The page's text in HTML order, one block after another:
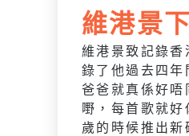
維港景
維港景致記錄
錄了他過去四
爸爸就真係好
嘢，每首歌就
歲的時候推出